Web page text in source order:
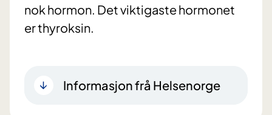
nok hormon. Det viktigaste hormonet
er thyroksin.
Informasjon frå Helsenorge